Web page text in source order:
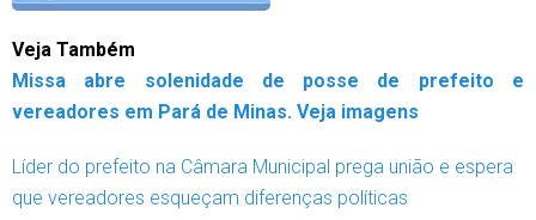
Veja Também
Missa abre solenidade de posse de prefeito e
vereadores em Pará de Minas. Veja imagens
Líder do prefeito na Câmara Municipal prega união e espera
que vereadores esqueçam diferenças políticas